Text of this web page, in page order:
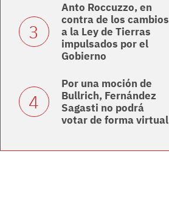
Anto Roccuzzo, en
contra de los cambios
a la Ley de Tierras
impulsados por el
Gobierno
Por una moción de
Bullrich, Fernández
Sagasti no podrá
votar de forma virtual